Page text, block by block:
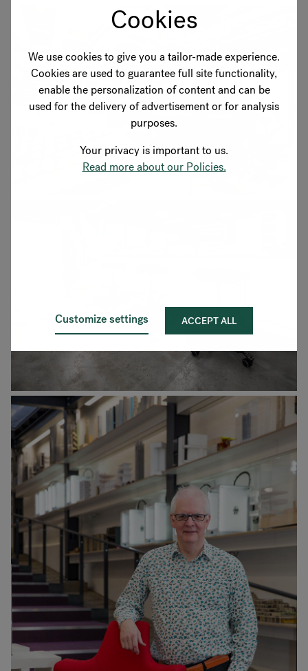
Cookies
We use cookies to give you a tailor-made experience.
Cookies are used to guarantee full site functionality,
enable the personalization of content and can be
used for the delivery of advertisement or for analysis
purposes.
Your privacy is important to us.
Read more about our Policies.
Customize settings ACCEPT ALL